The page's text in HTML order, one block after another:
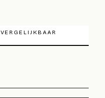
VERGELIJKBAAR